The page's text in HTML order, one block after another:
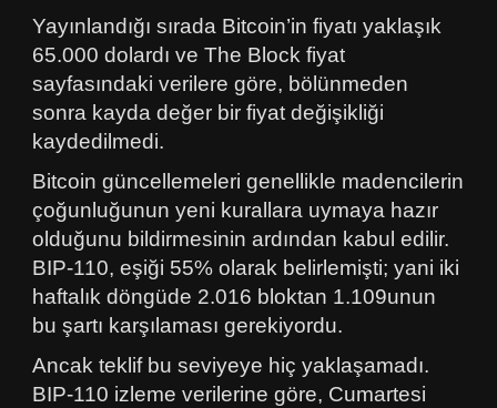
Yayınlandığı sırada Bitcoin’in fiyatı yaklaşık
65.000 dolardı ve The Block fiyat
sayfasındaki verilere göre, bölünmeden
sonra kayda değer bir fiyat değişikliği
kaydedilmedi.
Bitcoin güncellemeleri genellikle madencilerin
çoğunluğunun yeni kurallara uymaya hazır
olduğunu bildirmesinin ardından kabul edilir.
BIP-110, eşiği 55% olarak belirlemişti; yani iki
haftalık döngüde 2.016 bloktan 1.109unun
bu şartı karşılaması gerekiyordu.
Ancak teklif bu seviyeye hiç yaklaşamadı.
BIP-110 izleme verilerine göre, Cumartesi